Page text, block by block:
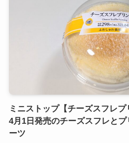
ミニストップ【チーズスフレ
4月1日発売のチーズスフレと
ーツ